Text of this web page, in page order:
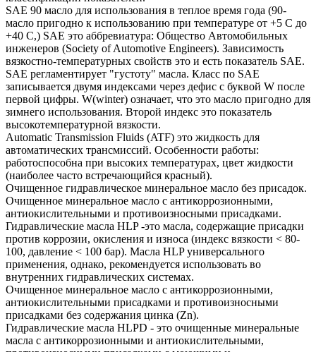
SAE 90 масло для использования в теплое время года (90-
масло пригодно к использованию при температуре от +5 С до
+40 С,) SAE это аббревиатура: Общество Автомобильных
инженеров (Society of Automotive Engineers). Зависимость
вязкостно-температурных свойств это и есть показатель SAE.
SAE регламентирует "густоту" масла. Класс по SAE
записывается двумя индексами через дефис с буквой W после
первой цифры. W(winter) означает, что это масло пригодно для
зимнего использования. Второй индекс это показатель
высокотемпературной вязкости.
Automatic Transmission Fluids (ATF) это жидкость для
автоматических трансмиссий. Особенности работы:
работоспособна при высоких температурах, цвет жидкости
(наиболее часто встречающийся красный).
Очищенное гидравлическое минеральное масло без присадок.
Очищенное минеральное масло с антикоррозионными,
антиокислительными и противоизносными присадками.
Гидравлические масла HLP -это масла, содержащие присадки
против коррозии, окисления и износа (индекс вязкости < 80-
100, давление < 100 бар). Масла HLP универсального
применения, однако, рекомендуется использовать во
внутренних гидравлических системах.
Очищенное минеральное масло с антикоррозионными,
антиокислительными присадками и противоизносными
присадками без содержания цинка (Zn).
Гидравлические масла HLPD - это очищенные минеральные
масла с антикоррозионными и антиокислительными,